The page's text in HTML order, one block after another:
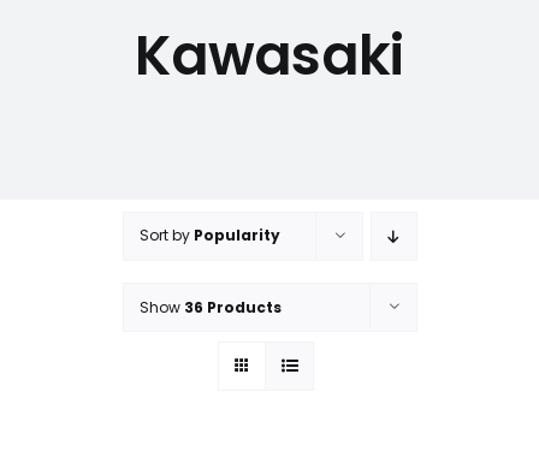
Kawasaki
Sort by Popularity
Show 36 Products